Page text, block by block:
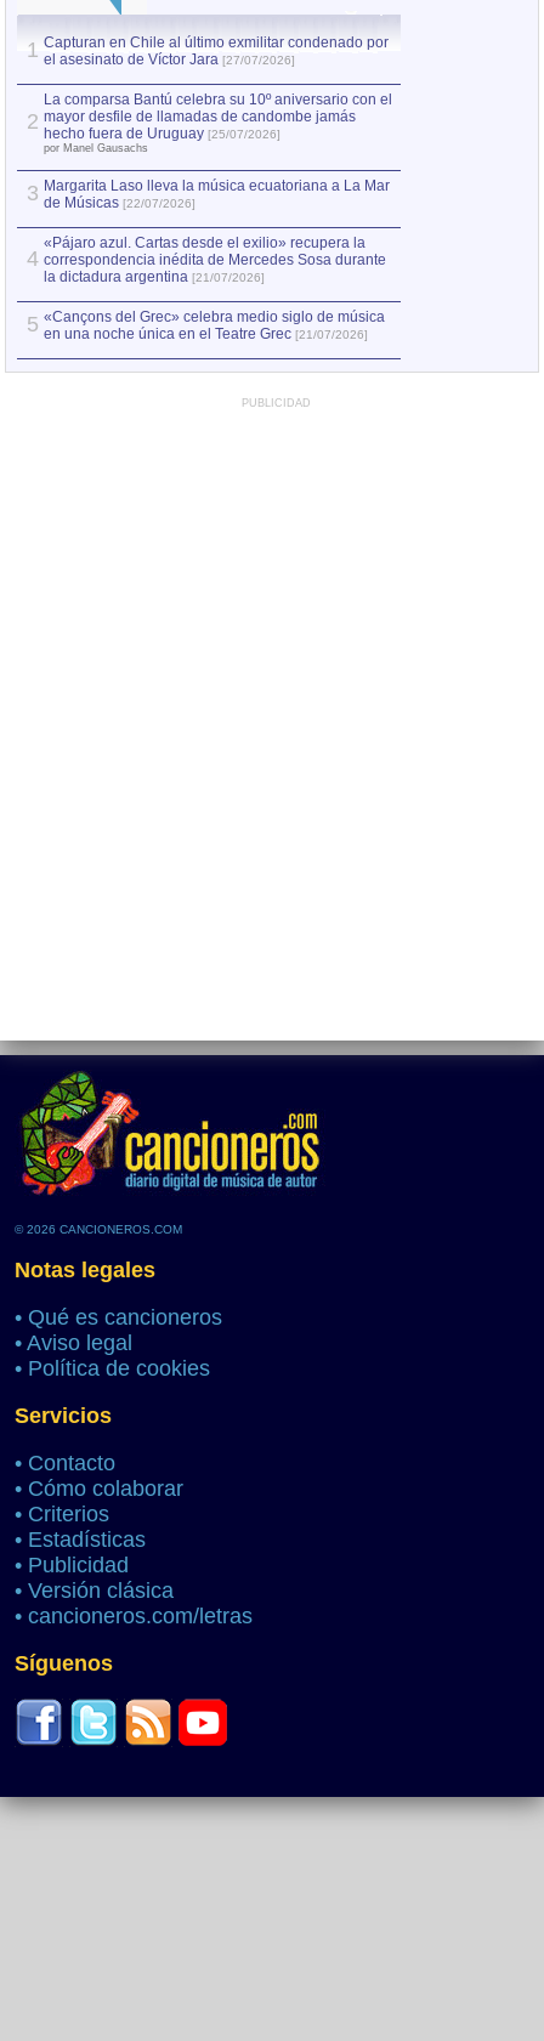
1 Capturan en Chile al último exmilitar condenado por
el asesinato de Víctor Jara [27/07/2026]
2
La comparsa Bantú celebra su 10º aniversario con el
mayor desfile de llamadas de candombe jamás
hecho fuera de Uruguay [25/07/2026]
por Manel Gausachs
3 Margarita Laso lleva la música ecuatoriana a La Mar
de Músicas [22/07/2026]
4
«Pájaro azul. Cartas desde el exilio» recupera la
correspondencia inédita de Mercedes Sosa durante
la dictadura argentina [21/07/2026]
5 «Cançons del Grec» celebra medio siglo de música
en una noche única en el Teatre Grec [21/07/2026]
PUBLICIDAD
© 2026 CANCIONEROS.COM
Notas legales
• Qué es cancioneros
• Aviso legal
• Política de cookies
Servicios
• Contacto
• Cómo colaborar
• Criterios
• Estadísticas
• Publicidad
• Versión clásica
• cancioneros.com/letras
Síguenos